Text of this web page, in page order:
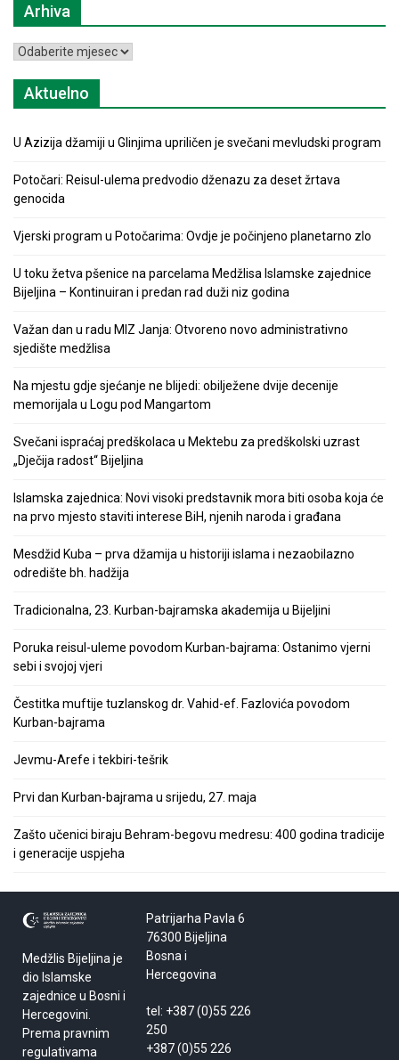
Arhiva
Arhiva
Aktuelno
U Azizija džamiji u Glinjima upriličen je svečani mevludski program
Potočari: Reisul-ulema predvodio dženazu za deset žrtava
genocida
Vjerski program u Potočarima: Ovdje je počinjeno planetarno zlo
U toku žetva pšenice na parcelama Medžlisa Islamske zajednice
Bijeljina – Kontinuiran i predan rad duži niz godina
Važan dan u radu MIZ Janja: Otvoreno novo administrativno
sjedište medžlisa
Na mjestu gdje sjećanje ne blijedi: obilježene dvije decenije
memorijala u Logu pod Mangartom
Svečani ispraćaj predškolaca u Mektebu za predškolski uzrast
„Dječija radost“ Bijeljina
Islamska zajednica: Novi visoki predstavnik mora biti osoba koja će
na prvo mjesto staviti interese BiH, njenih naroda i građana
Mesdžid Kuba – prva džamija u historiji islama i nezaobilazno
odredište bh. hadžija
Tradicionalna, 23. Kurban-bajramska akademija u Bijeljini
Poruka reisul-uleme povodom Kurban-bajrama: Ostanimo vjerni
sebi i svojoj vjeri
Čestitka muftije tuzlanskog dr. Vahid-ef. Fazlovića povodom
Kurban-bajrama
Jevmu-Arefe i tekbiri-tešrik
Prvi dan Kurban-bajrama u srijedu, 27. maja
Zašto učenici biraju Behram-begovu medresu: 400 godina tradicije
i generacije uspjeha
Medžlis Bijeljina je
dio Islamske
zajednice u Bosni i
Hercegovini.
Prema pravnim
regulativama
Patrijarha Pavla 6
76300 Bijeljina
Bosna i
Hercegovina
tel: +387 (0)55 226
250
+387 (0)55 226